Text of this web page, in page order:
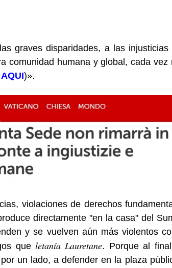
graves disparidades, a las
comunidad humana y global, cada vez
AQUI)».
violaciones de derechos
directamente "en la casa" del
y se vuelven aún más violentos
que letanía Lauretane. Porque al
un lado, a defender en la plaza